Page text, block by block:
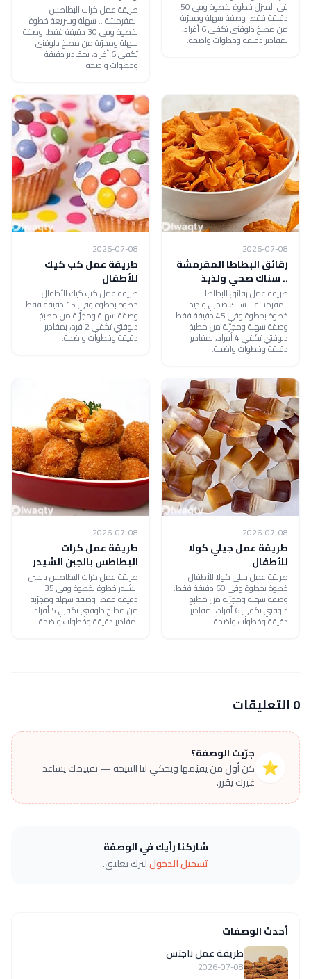
في المنزل خطوة بخطوة وفي 50
دقيقة فقط. وصفة سهلة ومجرّبة
من مطبخ دلوقتي تكفي 6 أفراد،
بمقادير دقيقة وخطوات واضحة.
طريقة عمل كرات البطاطس
المقرمشة .. سهلة وسريعة خطوة
بخطوة وفي 30 دقيقة فقط. وصفة
سهلة ومجرّبة من مطبخ دلوقتي
تكفي 6 أفراد، بمقادير دقيقة
وخطوات واضحة.
2026-07-08
رقائق البطاطا المقرمشة
.. سناك صحي ولذيذ
طريقة عمل رقائق البطاطا
المقرمشة .. سناك صحي ولذيذ
خطوة بخطوة وفي 45 دقيقة فقط.
وصفة سهلة ومجرّبة من مطبخ
دلوقتي تكفي 4 أفراد، بمقادير
دقيقة وخطوات واضحة.
2026-07-08
طريقة عمل كب كيك
للأطفال
طريقة عمل كب كيك للأطفال
خطوة بخطوة وفي 15 دقيقة فقط.
وصفة سهلة ومجرّبة من مطبخ
دلوقتي تكفي 2 فرد، بمقادير
دقيقة وخطوات واضحة.
2026-07-08
طريقة عمل جيلي كولا
للأطفال
طريقة عمل جيلي كولا للأطفال
خطوة بخطوة وفي 60 دقيقة فقط.
وصفة سهلة ومجرّبة من مطبخ
دلوقتي تكفي 6 أفراد، بمقادير
دقيقة وخطوات واضحة.
2026-07-08
طريقة عمل كرات
البطاطس بالجبن الشيدر
طريقة عمل كرات البطاطس بالجبن
الشيدر خطوة بخطوة وفي 35
دقيقة فقط. وصفة سهلة ومجرّبة
من مطبخ دلوقتي تكفي 5 أفراد،
بمقادير دقيقة وخطوات واضحة.
0 التعليقات
⭐
جرّبت الوصفة؟
كن أول من يقيّمها ويحكي لنا النتيجة — تقييمك يساعد
غيرك يقرر.
شاركنا رأيك في الوصفة
تسجيل الدخوللترك تعليق.
أحدث الوصفات
طريقة عمل ناجتس
2026-07-08